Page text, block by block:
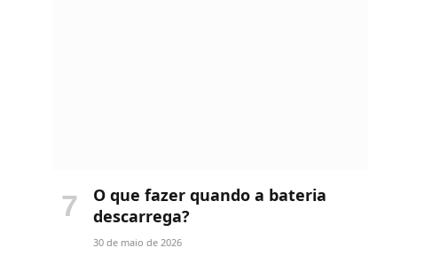
O que fazer quando a bateria
descarrega?
30 de maio de 2026